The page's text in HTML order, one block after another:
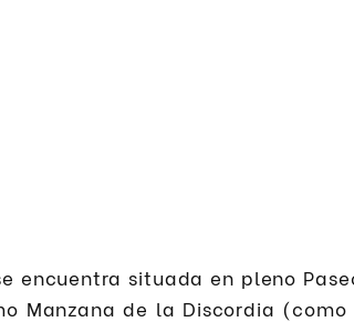
encuentra situada en pleno
Manzana de la Discordia